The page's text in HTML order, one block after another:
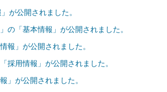
が公開されました。
の「基本情報」が公開されました。
報」が公開されました。
採用情報」が公開されました。
」が公開されました。